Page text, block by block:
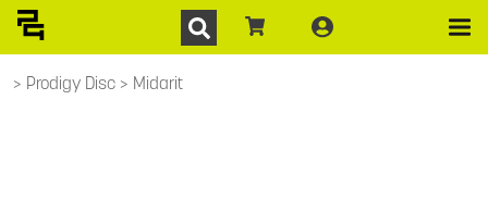
Prodigy Disc Midarit